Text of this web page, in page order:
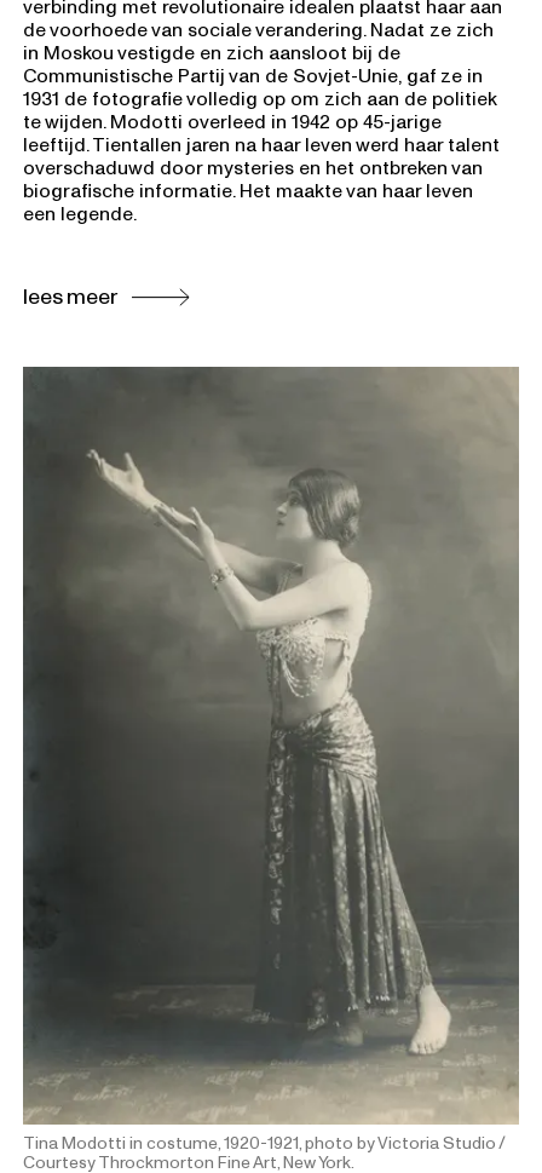
verbinding met revolutionaire idealen plaatst haar aan
de voorhoede van sociale verandering. Nadat ze zich
in Moskou vestigde en zich aansloot bij de
Communistische Partij van de Sovjet-Unie, gaf ze in
1931 de fotografie volledig op om zich aan de politiek
te wijden. Modotti overleed in 1942 op 45-jarige
leeftijd. Tientallen jaren na haar leven werd haar talent
overschaduwd door mysteries en het ontbreken van
biografische informatie. Het maakte van haar leven
een legende.
lees meer
Tina Modotti in costume, 1920-1921, photo by Victoria Studio /
Courtesy Throckmorton Fine Art, New York.